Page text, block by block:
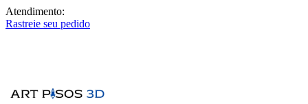
Atendimento:
Rastreie seu pedido